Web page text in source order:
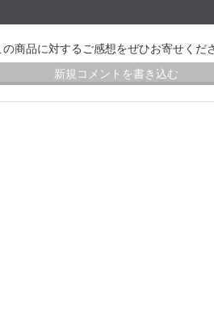
の商品に対するご感想をぜひお寄せくだ
新規コメントを書き込む